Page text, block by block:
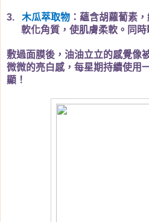
3. 木瓜萃取物 ：蘊含胡蘿蔔素
軟化角質，使肌膚柔軟。同
敷過面膜後，油油立立的感覺像
微微的亮白感，每星期持續使用
顯！